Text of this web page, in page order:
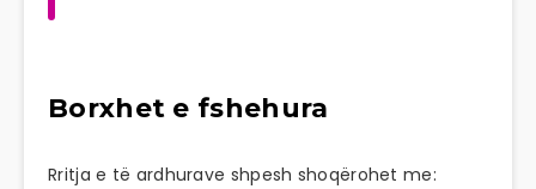
Borxhet e fshehura
Rritja e të ardhurave shpesh shoqërohet me: